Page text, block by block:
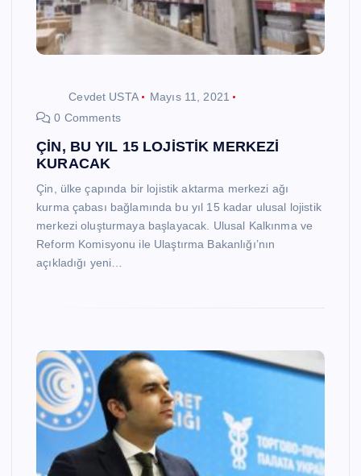
Cevdet USTA
Mayıs 11, 2021
0 Comments
ÇİN, BU YIL 15 LOJİSTİK MERKEZİ
KURACAK
Çin, ülke çapında bir lojistik aktarma merkezi ağı
kurma çabası bağlamında bu yıl 15 kadar ulusal lojistik
merkezi oluşturmaya başlayacak. Ulusal Kalkınma ve
Reform Komisyonu ile Ulaştırma Bakanlığı’nın
açıkladığı yeni…